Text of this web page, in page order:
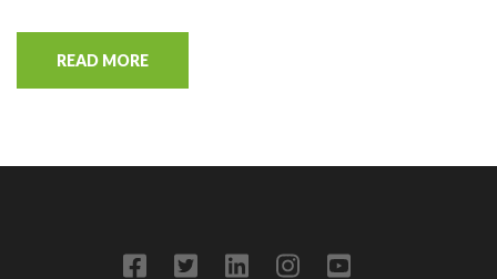
READ MORE